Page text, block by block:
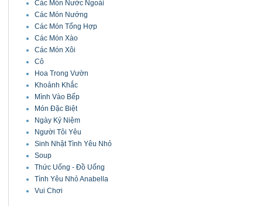
Các Món Nước Ngoài
Các Món Nướng
Các Món Tổng Hợp
Các Món Xào
Các Món Xôi
Cô
Hoa Trong Vườn
Khoảnh Khắc
Mình Vào Bếp
Món Đặc Biệt
Ngày Kỷ Niệm
Người Tôi Yêu
Sinh Nhật Tình Yêu Nhỏ
Soup
Thức Uống - Đồ Uống
Tình Yêu Nhỏ Anabella
Vui Chơi